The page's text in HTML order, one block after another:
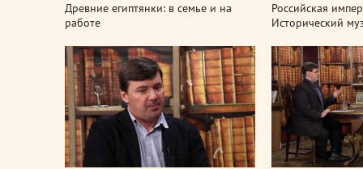
Древние египтянки: в семье и на
работе
Российская
Исторический